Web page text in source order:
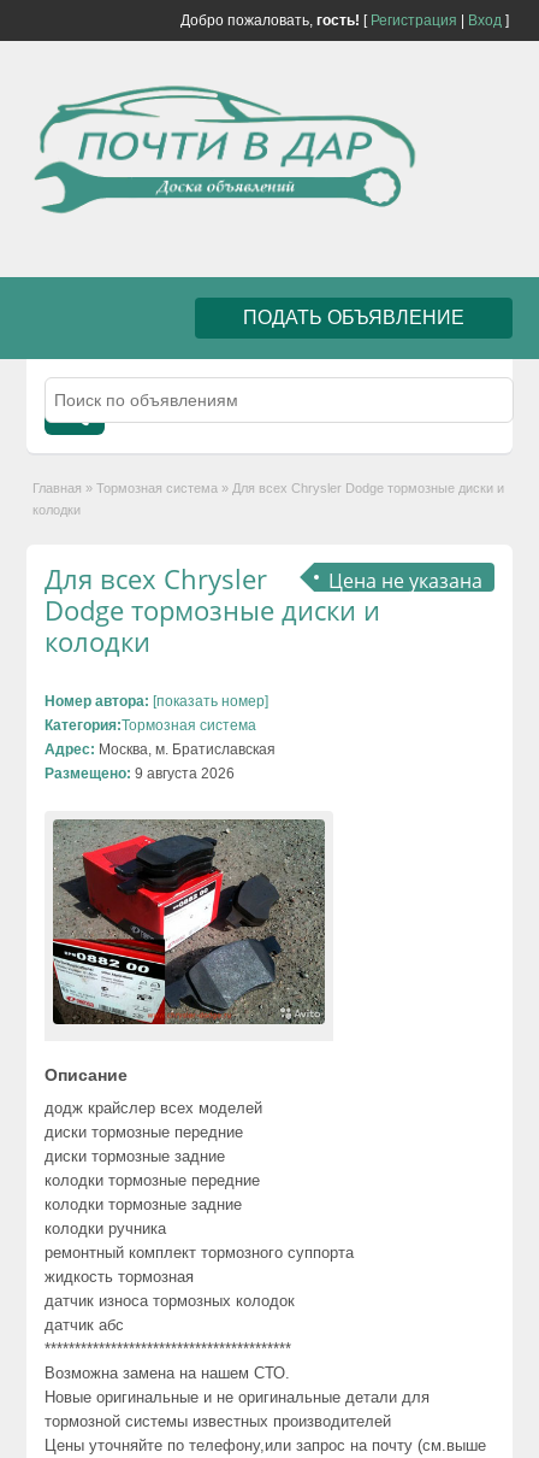
Добро пожаловать, гость! [ Регистрация Вход]
ПОДАТЬ ОБЪЯВЛЕНИЕ
Главная » Тормозная система » Для всех Chrysler Dodge тормозные диски и
колодки
Цена не указана
Для всех Chrysler
Dodge тормозные диски и
колодки
Номер автора: [показать номер]
Категория:Тормозная система
Адрес: Москва, м. Братиславская
Размещено: 9 августа 2026
Описание
додж крайслер всех моделей
диски тормозные передние
диски тормозные задние
колодки тормозные передние
колодки тормозные задние
колодки ручника
ремонтный комплект тормозного суппорта
жидкость тормозная
датчик износа тормозных колодок
датчик абс
*****************************************
Возможна замена на нашем СТО.
Новые оригинальные и не оригинальные детали для
тормозной системы известных производителей
Цены уточняйте по телефону,или запрос на почту (см.выше